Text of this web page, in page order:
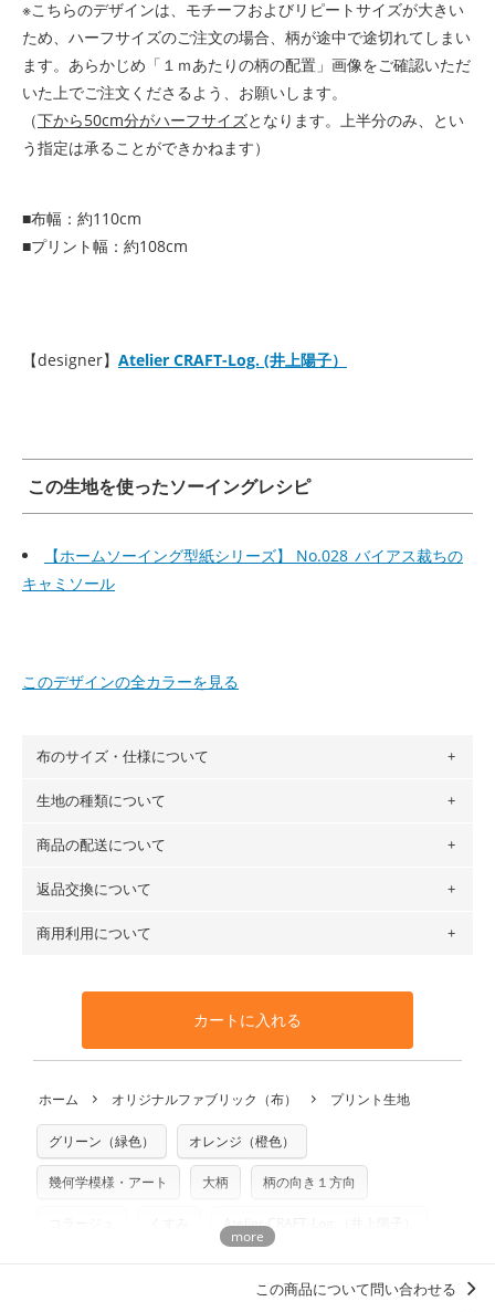
※こちらのデザインは、モチーフおよびリピートサイズが大きい
ため、ハーフサイズのご注文の場合、柄が途中で途切れてしまい
ます。あらかじめ「１ｍあたりの柄の配置」画像をご確認いただ
いた上でご注文くださるよう、お願いします。
（下から50cm分がハーフサイズとなります。上半分のみ、とい
う指定は承ることができかねます）
■布幅：約110cm
■プリント幅：約108cm
【designer】 Atelier CRAFT-Log. (井上陽子）
この生地を使ったソーイングレシピ
【ホームソーイング型紙シリーズ】 No.028_バイアス裁ちの
キャミソール
このデザインの全カラーを見る
布のサイズ・仕様について
布の長さは50cm単位での販売になります。
場合 → 購入数量「7」
※カットを希望の方は備考欄に「50cmずつカット希望」など
ご記載ください（50cm単位でのカットのみ）
プリント布の仕様についてもっと詳しく見る
生地の種類について
・現在、すべてのデザインのプリントに使用している生地は
ットン（ダブルガーゼ）・100％コットン（ローン）・コッ
トンリネン（ビエラ織）・100％コットン（ツイル）・
生地見本サンプル（無料）を購入する
商品の配送について
・ネコポスでの配送は、布は2mまで型紙は2個までとなりま
も送料の表示が600円となり宅急便での配送となります。
となります。
※万が一、検品時に不備が見つかった場合は、4～5営業日後
の発送となる場合がございます。
※土日祝は営業日に含まれません。
※配送日のご指定は承れません。出来上がり次第、順次発送
返品交換について
・布はご注文後に注文数量のみをプリントするため、
購入後
や用尺をお間違えのないようお願いします。思っていた色味
と違う、などの理由での返品は承れません。予めご了承くだ
商用利用について
す。ハンドメイドサイトなどでの販売用アイテムの製作にご
利用いただけます。「nunocoto fabric使用」といった記載
も不要です。（製品化した際に起こる全ての問題、クレーム
いませんのでご了承ください）
※有料型紙（ホームソーイング型紙シリーズ）および柄がえ
らべるキットに付属された型紙は商用利用できませんのでご
注意ください。型紙自体の転用・販売および型紙を使用して
商用利用についての詳細はこちら
カートに入れる
ホーム オリジナルファブリック（布） プリント生地
グリーン（緑色） オレンジ（橙色）
幾何学模様・アート 大柄 柄の向き１方向
Atelier CRAFT-Log.（井上陽子）
この商品について問い合わせる